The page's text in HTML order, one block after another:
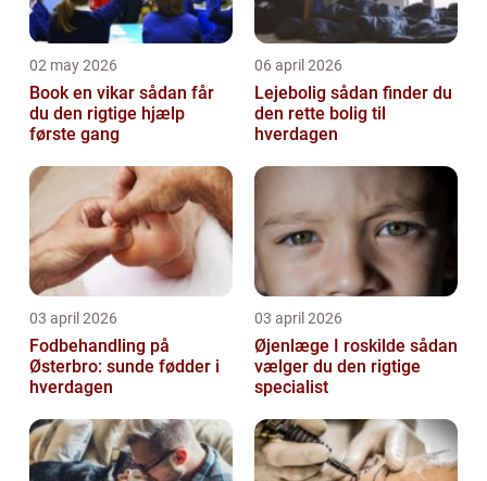
02 may 2026
Book en vikar sådan får
du den rigtige hjælp
første gang
06 april 2026
Lejebolig sådan finder du
den rette bolig til
hverdagen
03 april 2026
Fodbehandling på
Østerbro: sunde fødder i
hverdagen
03 april 2026
Øjenlæge I roskilde sådan
vælger du den rigtige
specialist